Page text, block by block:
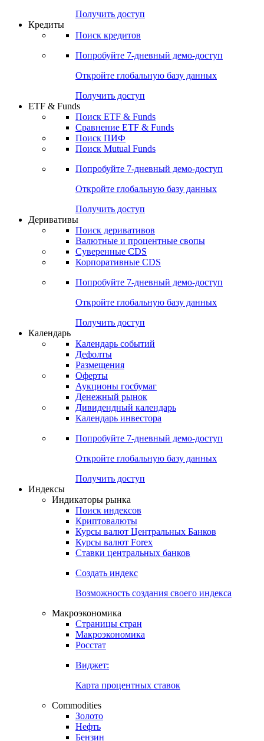
Получить доступ
Кредиты
Поиск кредитов
Попробуйте 7-дневный демо-доступ
Откройте глобальную базу данных
Получить доступ
ETF & Funds
Поиск ETF & Funds
Сравнение ETF & Funds
Поиск ПИФ
Поиск Mutual Funds
Попробуйте 7-дневный демо-доступ
Откройте глобальную базу данных
Получить доступ
Деривативы
Поиск деривативов
Валютные и процентные свопы
Суверенные CDS
Корпоративные CDS
Попробуйте 7-дневный демо-доступ
Откройте глобальную базу данных
Получить доступ
Календарь
Календарь событий
Дефолты
Размещения
Оферты
Аукционы госбумаг
Денежный рынок
Дивидендный календарь
Календарь инвестора
Попробуйте 7-дневный демо-доступ
Откройте глобальную базу данных
Получить доступ
Индексы
Индикаторы рынка
Поиск индексов
Криптовалюты
Курсы валют Центральных Банков
Курсы валют Forex
Ставки центральных банков
Создать индекс
Возможность создания своего индекса
Макроэкономика
Страницы стран
Макроэкономика
Росстат
Виджет:
Карта процентных ставок
Commodities
Золото
Нефть
Бензин